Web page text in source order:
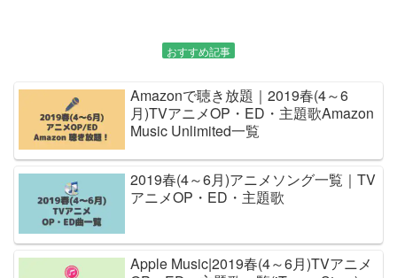
おすすめ記事
Amazonで聴き放題｜2019春(4～6
月)TVアニメOP・ED・主題歌Amazon
Music Unlimited一覧
2019春(4～6月)アニメソング一覧｜TV
アニメOP・ED・主題歌
Apple Music|2019春(4～6月)TVアニメ